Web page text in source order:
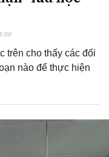
trên cho thấy các đối
nào để thực hiện